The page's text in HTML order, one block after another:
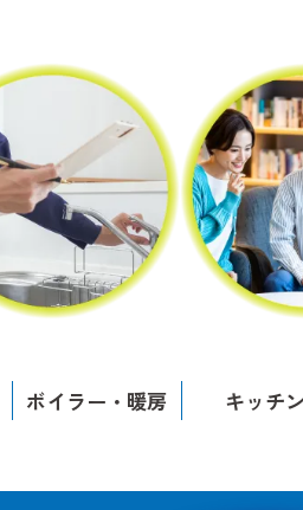
ボイラー・暖房 キッチン